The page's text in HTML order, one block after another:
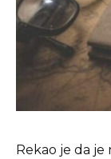
Rekao je da